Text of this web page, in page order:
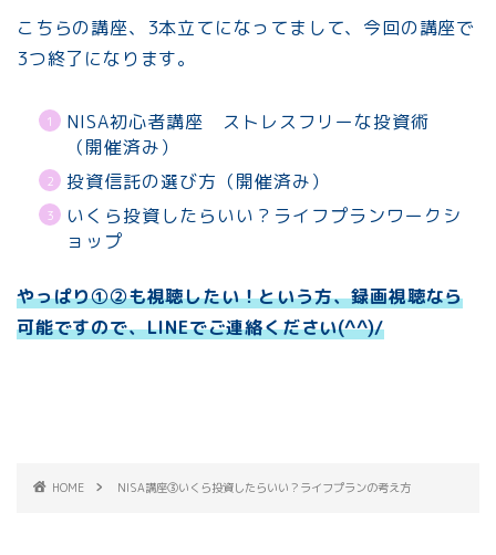
こちらの講座、3本立てになってまして、今回の講座で
3つ終了になります。
NISA初心者講座 ストレスフリーな投資術
（開催済み）
投資信託の選び方（開催済み）
いくら投資したらいい？ライフプランワークシ
ョップ
やっぱり①②も視聴したい！という方、録画視聴なら
可能ですので、LINEでご連絡ください(^^)/
HOME NISA講座③いくら投資したらいい？ライフプランの考え方